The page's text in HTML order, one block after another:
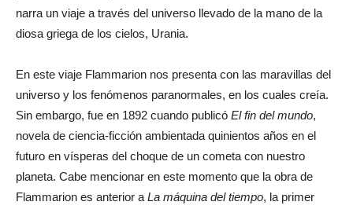
narra un viaje a través del universo llevado de la mano de la
diosa griega de los cielos, Urania.
En este viaje Flammarion nos presenta con las maravillas del
universo y los fenómenos paranormales, en los cuales creía.
Sin embargo, fue en 1892 cuando publicó El fin del mundo,
novela de ciencia-ficción ambientada quinientos años en el
futuro en vísperas del choque de un cometa con nuestro
planeta. Cabe mencionar en este momento que la obra de
Flammarion es anterior a La máquina del tiempo, la primer